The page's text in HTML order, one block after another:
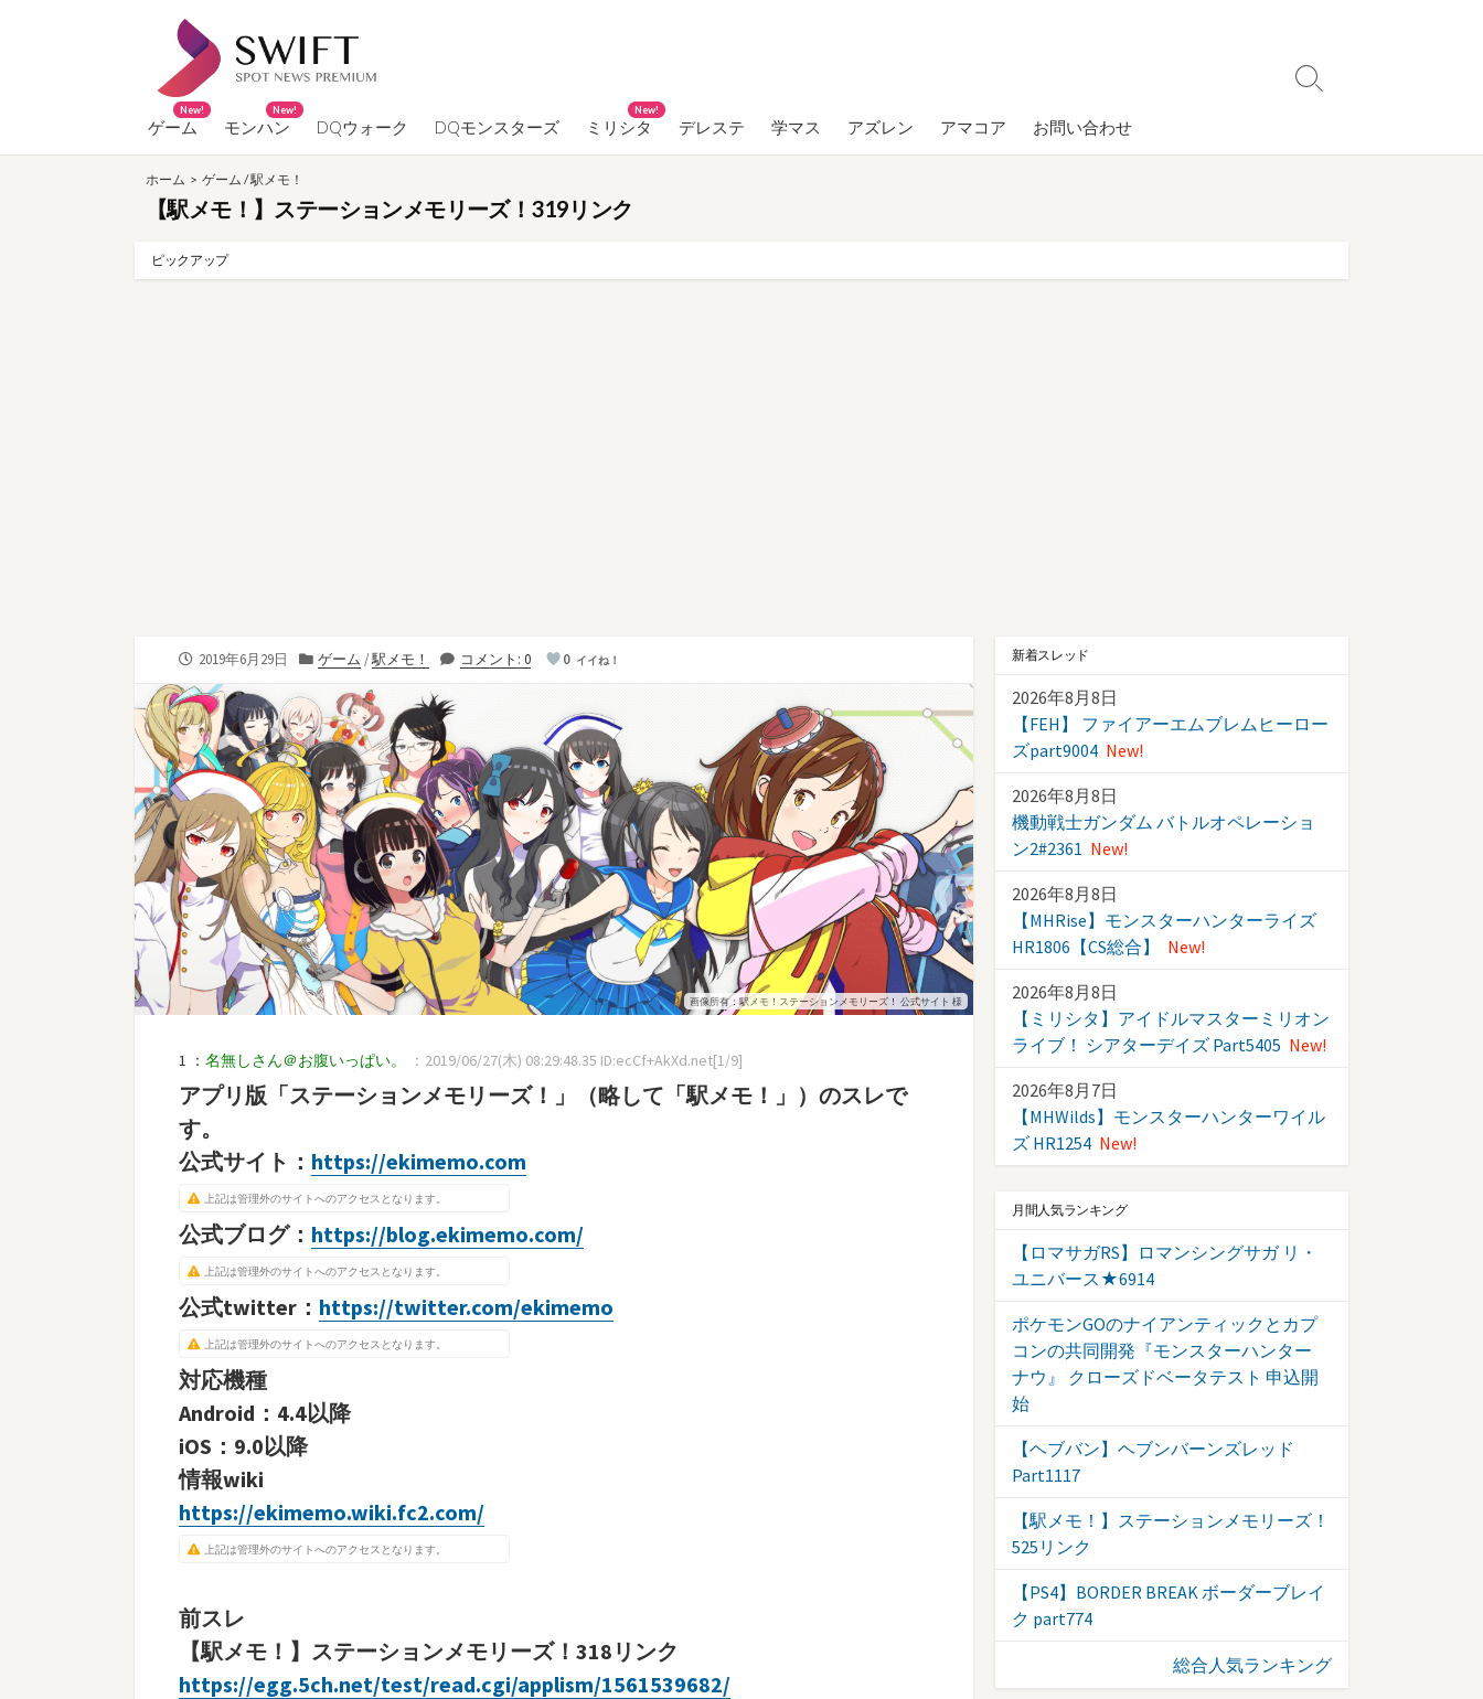
へ
ゲーム
New!
モンハン
New!
DQウォーク DQモンスターズ ミリシタ
New!
デレステ 学マス アズレン アマコア お問い合わせ
検
り
ホーム > ゲーム /駅メモ！
【駅メモ！】ステーションメモリーズ！319リンク
ピックアップ
公
日
2019年6月29日
カ
ゴ
リ
ー
ゲーム /駅メモ！ コメント: 0 0 イイね！
画像所有：駅メモ！ステーションメモリーズ！ 公式サイト 様
1 ： 名無しさん＠お腹いっぱい。 ：2019/06/27(木) 08:29:48.35 ID:ecCf+AkXd.net[1/9]
アプリ版「ステーションメモリーズ！」（略して「駅メモ！」）のスレで
す。
公式サイト： https://ekimemo.com
上記は管理外のサイトへのアクセスとなります。
公式ブログ： https://blog.ekimemo.com/
上記は管理外のサイトへのアクセスとなります。
公式twitter： https://twitter.com/ekimemo
上記は管理外のサイトへのアクセスとなります。
対応機種
Android：4.4以降
iOS：9.0以降
情報wiki
https://ekimemo.wiki.fc2.com/
上記は管理外のサイトへのアクセスとなります。
前スレ
【駅メモ！】ステーションメモリーズ！318リンク
https://egg.5ch.net/test/read.cgi/applism/1561539682/
新着スレッド
2026年8月8日
【FEH】 ファイアーエムブレムヒーロー
ズpart9004 New!
2026年8月8日
機動戦士ガンダム バトルオペレーショ
ン2#2361 New!
2026年8月8日
【MHRise】モンスターハンターライズ
HR1806【CS総合】
New!
2026年8月8日
【ミリシタ】アイドルマスターミリオン
ライブ！ シアターデイズ Part5405 New!
2026年8月7日
【MHWilds】モンスターハンターワイル
ズ HR1254 New!
月間人気ランキング
【ロマサガRS】ロマンシングサガ リ・
ユニバース★6914
ポケモンGOのナイアンティックとカプ
コンの共同開発『モンスターハンター
ナウ』 クローズドベータテスト 申込開
始
【ヘブバン】ヘブンバーンズレッド
Part1117
【駅メモ！】ステーションメモリーズ！
525リンク
【PS4】BORDER BREAK ボーダーブレイ
ク part774
総合人気ランキング